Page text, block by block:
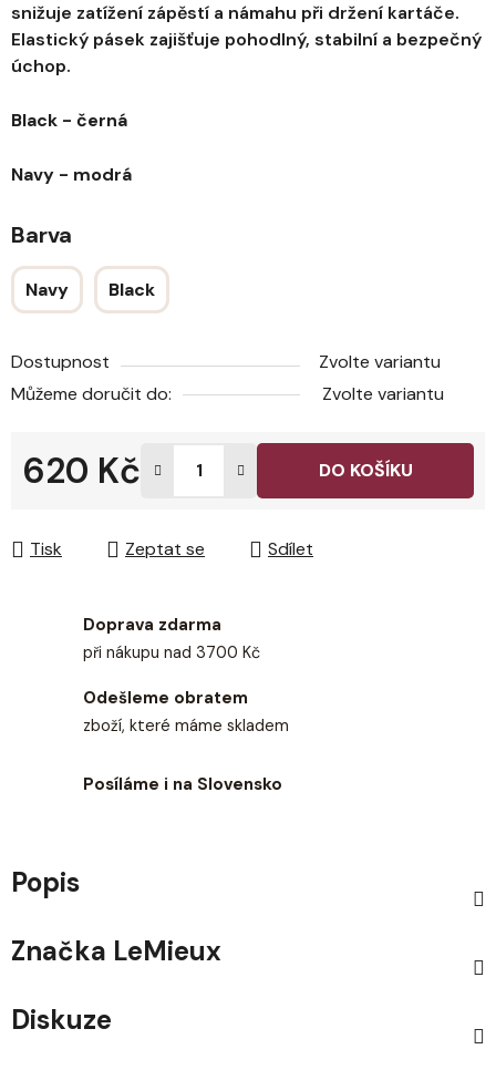
snižuje zatížení zápěstí a námahu při držení kartáče.
Elastický pásek zajišťuje pohodlný, stabilní a bezpečný
úchop.
Black - černá
Navy - modrá
Barva
Navy Black
Dostupnost
Zvolte variantu
Můžeme doručit do:
Zvolte variantu
620 Kč DO KOŠÍKU
Tisk Zeptat se Sdílet
Doprava zdarma
při nákupu nad 3700 Kč
Odešleme obratem
zboží, které máme skladem
Posíláme i na Slovensko
Popis
Značka LeMieux
Diskuze